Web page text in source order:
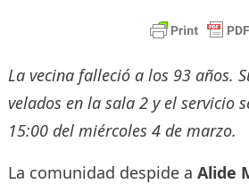
La vecina falleció a los 93 años.
velados en la sala 2 y el servicio
15:00 del miércoles 4 de marzo.
La comunidad despide a Alide